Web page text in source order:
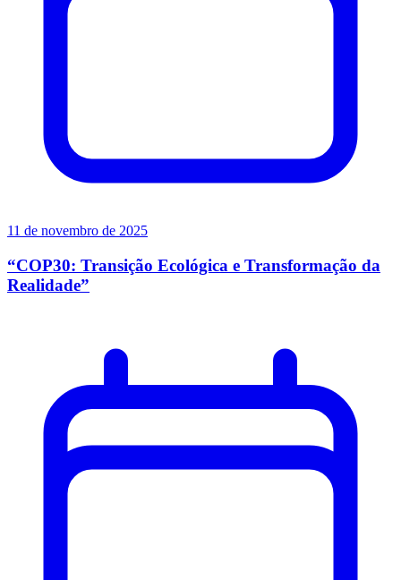
11 de novembro de 2025
“COP30: Transição Ecológica e Transformação da
Realidade”